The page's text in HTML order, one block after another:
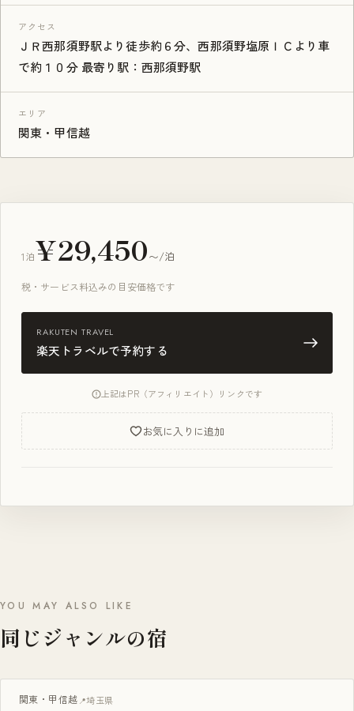
アクセス
ＪＲ西那須野駅より徒歩約６分、西那須野塩原ＩＣより車
で約１０分 最寄り駅：西那須野駅
エリア
関東・甲信越
1泊¥29,450〜/泊
税・サービス料込みの目安価格です
RAKUTEN TRAVEL
楽天トラベルで予約する
上記はPR（アフィリエイト）リンクです
お気に入りに追加
YOU MAY ALSO LIKE
同じジャンルの宿
BBQ・焚き火
関東・甲信越 埼玉県